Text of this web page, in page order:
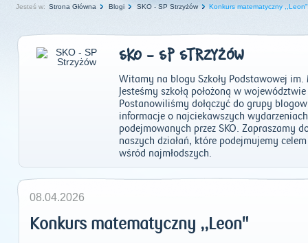
Jesteś w: Strona Główna Blogi SKO - SP Strzyżów Konkurs matematyczny ,,Leon"
SKO - SP STRZYŻÓW
Witamy na blogu Szkoły Podstawowej
Jesteśmy szkołą położoną w
Postanowiliśmy dołączyć do grupy
informacje o najciekawszych
podejmowanych przez SKO. Zapraszamy
naszych działań, które podejmujemy
wśród najmłodszych.
08.04.2026
Konkurs matematyczny ,,Leon"